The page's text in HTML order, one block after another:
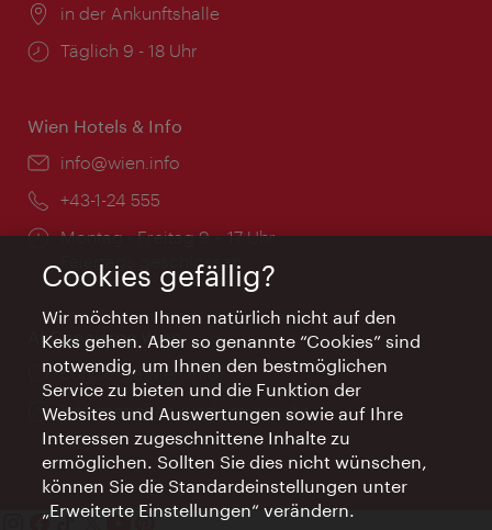
Ort:
in der Ankunftshalle
Öffnungszeiten:
Täglich 9 - 18 Uhr
Wien Hotels & Info
Email:
info@wien.info
Telefon:
+43-1-24 555
Öffnungszeiten:
Montag - Freitag 9 – 17 Uhr
Feiertags geschlossen
AI Concierge Wien
Ort:
concierge.wien.info
Öffnungszeiten:
Informationen rund um die Uhr
Cookies gefällig?
Wir möchten Ihnen natürlich nicht auf den
Keks gehen. Aber so genannte “Cookies” sind
notwendig, um Ihnen den bestmöglichen
Service zu bieten und die Funktion der
Websites und Auswertungen sowie auf Ihre
Interessen zugeschnittene Inhalte zu
ermöglichen. Sollten Sie dies nicht wünschen,
können Sie die Standardeinstellungen unter
„Erweiterte Einstellungen“ verändern.